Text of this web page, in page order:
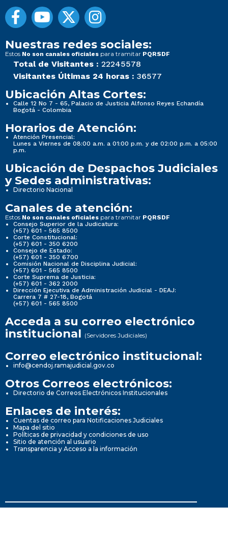
Nuestras redes sociales:
Estos No son canales oficiales para tramitar PQRSDF
Total de Visitantes : 22245578
Visitantes Últimas 24 horas : 36577
Ubicación Altas Cortes:
Calle 12 No 7 - 65, Palacio de Justicia Alfonso Reyes Echandía
Bogotá - Colombia
Horarios de Atención:
Atención Presencial:
Lunes a Viernes de 08:00 a.m. a 01:00 p.m. y de 02:00 p.m. a 05:00
p.m.
Ubicación de Despachos Judiciales
y Sedes administrativas:
Directorio Nacional
Canales de atención:
Estos No son canales oficiales para tramitar PQRSDF
Consejo Superior de la Judicatura:
(+57) 601 - 565 8500
Corte Constitucional:
(+57) 601 - 350 6200
Consejo de Estado:
(+57) 601 - 350 6700
Comisión Nacional de Disciplina Judicial:
(+57) 601 - 565 8500
Corte Suprema de Justicia:
(+57) 601 - 362 2000
Dirección Ejecutiva de Administración Judicial - DEAJ:
Carrera 7 # 27-18, Bogotá
(+57) 601 - 565 8500
Acceda a su correo electrónico
institucional (Servidores Judiciales)
Correo electrónico institucional:
info@cendoj.ramajudicial.gov.co
Otros Correos electrónicos:
Directorio de Correos Electrónicos Institucionales
Enlaces de interés:
Cuentas de correo para Notificaciones Judiciales
Mapa del sitio
Políticas de privacidad y condiciones de uso
Sitio de atención al usuario
Transparencia y Acceso a la información